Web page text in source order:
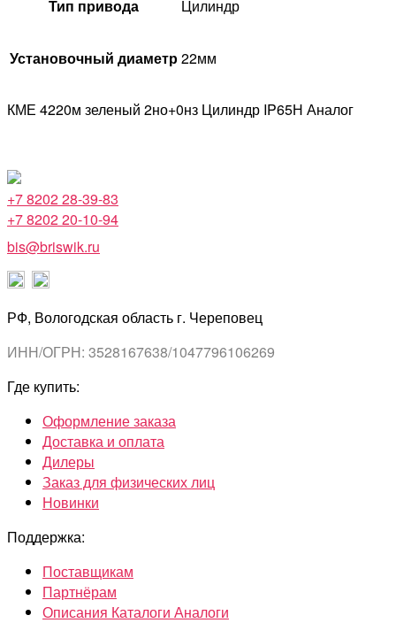
Тип привода Цилиндр
Установочный диаметр22мм
КМЕ 4220м зеленый 2но+0нз Цилиндр IP65Н Аналог
+7 8202 28-39-83
+7 8202 20-10-94
bis@briswik.ru
РФ, Вологодская область г. Череповец
ИНН/ОГРН: 3528167638/1047796106269
Где купить:
Оформление заказа
Доставка и оплата
Дилеры
Заказ для физических лиц
Новинки
Поддержка:
Поставщикам
Партнёрам
Описания Каталоги Аналоги